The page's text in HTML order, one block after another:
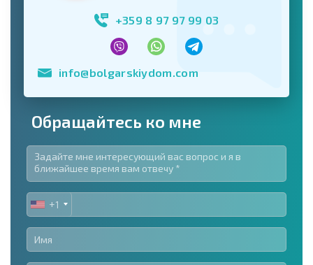
+359 8 97 97 99 03
info@bolgarskiydom.com
Обращайтесь ко мне
UNITED
STATES
+1
+1